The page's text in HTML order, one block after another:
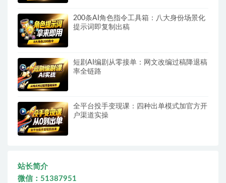
200条AI角色指令工具箱：八大身份场景化
提示词即复制出稿
短剧AI编剧从零接单：网文改编过稿降退稿
率全链路
全平台投手变现课：四种出单模式加官方开
户渠道实操
站长简介
微信：51387951